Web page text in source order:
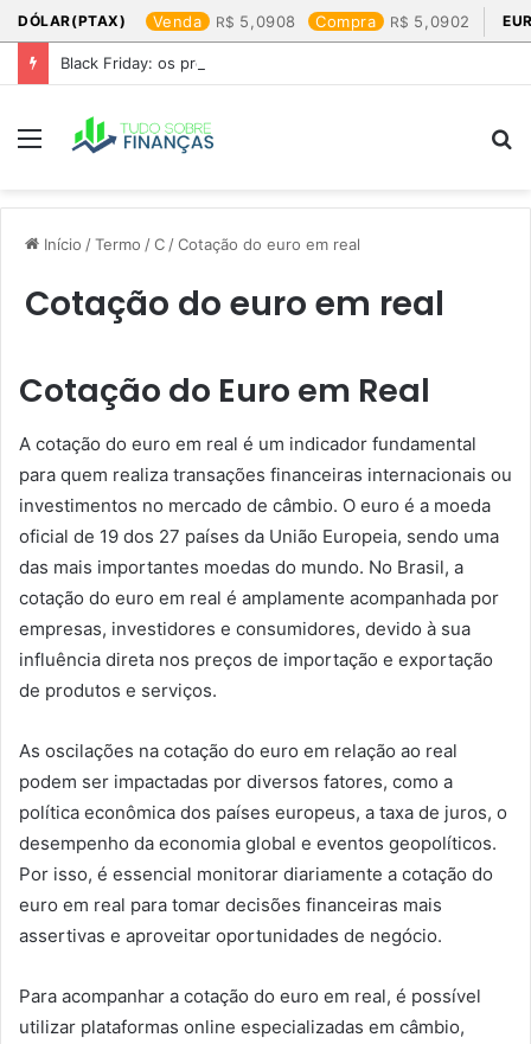
DÓLAR(PTAX) Venda 5,0908 Compra 5,0902
Black Friday: os produtos que mais valem a pena
Menu
Início /Termo /C /Cotação do euro em real​
Cotação do euro em real​
Cotação do Euro em Real
A cotação do euro em real é um indicador fundamental
para quem realiza transações financeiras internacionais ou
investimentos no mercado de câmbio. O euro é a moeda
oficial de 19 dos 27 países da União Europeia, sendo uma
das mais importantes moedas do mundo. No Brasil, a
cotação do euro em real é amplamente acompanhada por
empresas, investidores e consumidores, devido à sua
influência direta nos preços de importação e exportação
de produtos e serviços.
As oscilações na cotação do euro em relação ao real
podem ser impactadas por diversos fatores, como a
política econômica dos países europeus, a taxa de juros, o
desempenho da economia global e eventos geopolíticos.
Por isso, é essencial monitorar diariamente a cotação do
euro em real para tomar decisões financeiras mais
assertivas e aproveitar oportunidades de negócio.
Para acompanhar a cotação do euro em real, é possível
utilizar plataformas online especializadas em câmbio,